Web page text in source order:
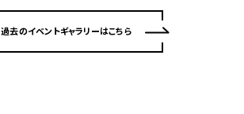
過去のイベントギャラリーはこちら